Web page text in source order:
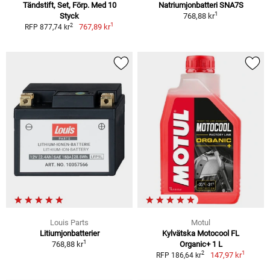
Tändstift, Set, Förp. Med 10
Styck
RFP 877,74 kr2 767,89 kr1
Natriumjonbatteri SNA7S
768,88 kr1
Louis Parts
Litiumjonbatterier
768,88 kr1
Motul
Kylvätska Motocool FL
Organic+ 1 L
RFP 186,64 kr2 147,97 kr1